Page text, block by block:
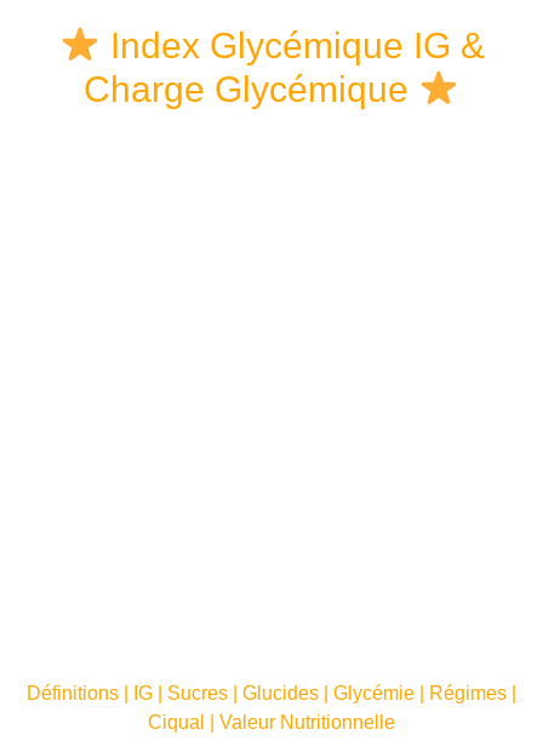
links
Index Glycémique IG &
Charge Glycémique
Définitions | IG | Sucres | Glucides | Glycémie | Régimes |
Ciqual | Valeur Nutritionnelle